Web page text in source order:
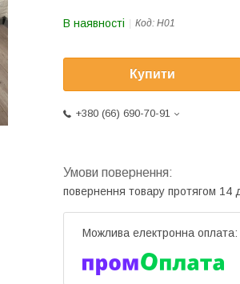
В наявності Код: Н01
Купити
+380 (66) 690-70-91
повернення товару протягом 14